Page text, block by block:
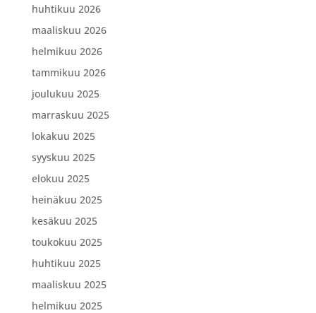
huhtikuu 2026
maaliskuu 2026
helmikuu 2026
tammikuu 2026
joulukuu 2025
marraskuu 2025
lokakuu 2025
syyskuu 2025
elokuu 2025
heinäkuu 2025
kesäkuu 2025
toukokuu 2025
huhtikuu 2025
maaliskuu 2025
helmikuu 2025